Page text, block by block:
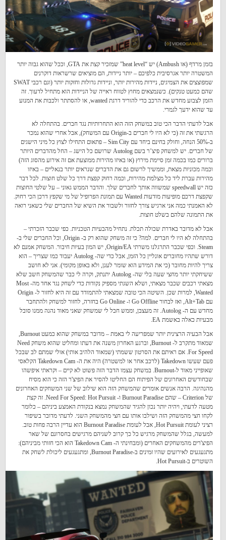
בזמן מרדף (או Ambush) יש “heat level” שמזכיר קצת את GTA, וככל שהוא גבוה יותר
המשטרה יותר אגרסיבית כלפיכם – יותר ניידות, הם מוציאים שרשראות דוקרנים
שמפוצצים את הצמיגים, ניידות מהירות יותר, וניידות גדולות וחזקות יותר (וגם רכבי SWAT
שהם כמעט טנקים). כשנמצאים מחוץ לטווח ראייה של הניידות הוא מתחיל לדעוך. זה
הזמן לצבוע מחדש את הרכב כדי להוריד דרגת wanted, או להסתתר ולכבות את המנוע
עד שהוא ידעך לגמרי.
אבל לדעתי הדבר הכי טוב במשחק הזה הוא התחרותיות נגד חברים. בהתחלה לא
הרגשתי את זה (כי לא היו לי חברים ב-Origin עם המשחק), אבל אחרי שהוא נמכר
ב-50% הנחה, וחולק בחינם ביחד עם Sim City – פתאום התחילו לצוץ כל מיני הישגים
של חברים. יש למשחק פיצ’ר בשם Autolog שרושם כל הישג – החל מהדברים היותר
ברורים כמו בכמה זמן סיימת מירוץ (או באיזו מהירות ממוצעת אם זה אירוע מהסוג הזה)
וכמה מכוניות מצאת, וממשיך לרשום גם את הדברים שנראים יותר בנאליים – באיזו
מהירות עברת ליד כל מצלמת מהירות, וכמה רחוק קפצת דרך כל שלט חוצות. לכל דבר
כזה יש speedwall שמשווה אותך לחברים שלך. והדבר הממש גאוני – על שלטי החוצות
שקפצת דרכם מופיעות מודעות Wanted עם תמונת הפרופיל של מי שקפץ דרכן הכי רחוק.
לא האמנתי כמה אני ארגיש צורך לחזור ולשבור את השיא של החברים שלי כשאני רואה
את התמונה שלהם בשלט חוצות.
אבל לא מדובר באדרת שכולה תכלת. נתחיל מהבעיות הטכניות. כפי שכבר הזכרתי –
בהתחלה לא היו לי חברים. למה? כי זה משחק שהוא רק ב- Origin, וכל החברים שלי ב-
Steam. וכפי שכבר התרגלנו משרתי Origin/EA, יש המון בעיות חיבור. המשחק אמנם לא
דורש שתהיו מחוברים אונליין כל הזמן, אבל כדי שה- Autolog יעבוד כמו שצריך – הוא
צריך להיות מחובר (כי את המידע הוא שומר לענן, ולא באופן מקומי). אני לא חושב
ששיחקתי יותר מחצי שעה בלי שה- Autolog יתנתק, וקרה לי כבר שהמשחק חשב שלא
מצאתי רכבים שכבר מצאתי, ושלא השגתי מספיק נקודות כדי לשחק נגד אחד מה- Most
Wanted, למרות שכן. השיטה הכי טובה שמצאתי להתמודד עם זה היא לחזור ל- Origin
עם Alt+Tab, ואז לבחור Go Offline ו- Go Online בחזרה, לחזור למשחק ולהתחבר
מחדש עם ה- Autolog. זה מעצבן, וממש חבל לי שמשחק שאני מאוד נהנה ממנו סובל
מבעיות כאלה באשמת EA.
אבל הבעיה הרצינית יותר שמפריעה לי באמת – מדובר במשחק שהוא כמעט Burnout,
שמאוד מתקרב ל- Burnout, וברגע האחרון משנה את דעתו ומחליט שהוא משחק Need
For Speed. אם ראיתם את הסרטון ששמתי (שמאוד הלהיב אותי) אולי שמתם לב שבכל
פעם שעשו Takedown (לרכב אחר או למשטרה) היה את ה- Takedown Cam הקלאסי
שאופייני מאוד ל-Burnout. במשחק עצמו הדבר הזה פשוט לא קיים – וקראתי איפשהו
שבחודשים האחרונים של הפיתוח הם החליטו להסיר את הפיצ'ר הזה כי הוא מסיח
מהנהיגה. הרבה אנשים אומרים שהמשחק הזה הוא שילוב של שני המשחקים האחרונים
של Criterion – שהם Burnout Paradise ו- Need For Speed: Hot Pursuit. זה קצת
מטעה לדעתי, ויהיה יותר נכון להגיד שהמשחק נמצא בנקודת האמצע ביניהם – כלומר
לקחו חצי מהמשחק הזה ושילבו אותו עם חצי מהמשחק השני. לדעתי מדובר בשיפור
רציני לעומת Hot Pursuit, אבל לעומת Burnout Paradise הוא עדיין הרבה פחות טוב.
למעשה, בגלל שהמשחק מרגיש כל כך קרוב לשניהם מרגישים בחסרונם של שאר
הפיצ'רים מהמשחקים האחרים (ומבחינתי ה- Takedown Cam הוא הכי חזותי מביניהם):
מתגעגעים לאירועים שהיו זמינים ב-Burnout Paradise, ומתגעגעים ליכולת לשחק את
השוטרים ב-Hot Pursuit.